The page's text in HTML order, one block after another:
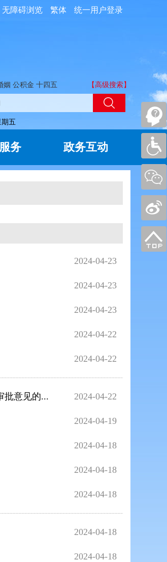
统一用户登录
繁体
无障碍浏览
姻 公积金 十四五 【高级搜索】
期五
务 政务互动
2024-04-23
2024-04-23
2024-04-23
2024-04-22
2024-04-22
批意见的... 2024-04-22
2024-04-19
2024-04-18
2024-04-18
2024-04-18
2024-04-18
2024-04-18